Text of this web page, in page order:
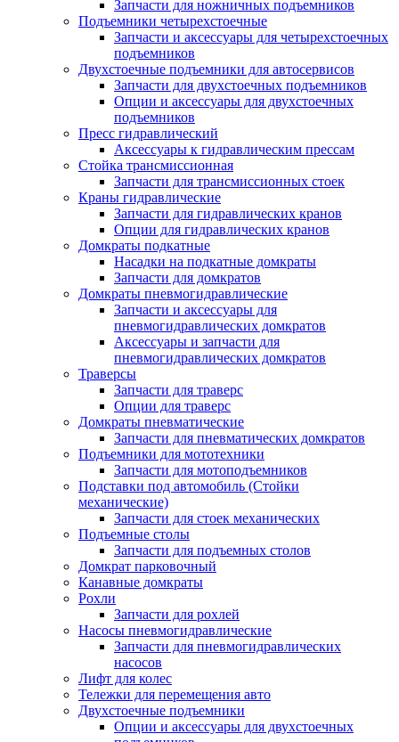
Запчасти для ножничных подъемников
Подъемники четырехстоечные
Запчасти и аксессуары для четырехстоечных
подъемников
Двухстоечные подъемники для автосервисов
Запчасти для двухстоечных подъемников
Опции и аксессуары для двухстоечных
подъемников
Пресс гидравлический
Аксессуары к гидравлическим прессам
Стойка трансмиссионная
Запчасти для трансмиссионных стоек
Краны гидравлические
Запчасти для гидравлических кранов
Опции для гидравлических кранов
Домкраты подкатные
Насадки на подкатные домкраты
Запчасти для домкратов
Домкраты пневмогидравлические
Запчасти и аксессуары для
пневмогидравлических домкратов
Аксессуары и запчасти для
пневмогидравлических домкратов
Траверсы
Запчасти для траверс
Опции для траверс
Домкраты пневматические
Запчасти для пневматических домкратов
Подъемники для мототехники
Запчасти для мотоподъемников
Подставки под автомобиль (Стойки
механические)
Запчасти для стоек механических
Подъемные столы
Запчасти для подъемных столов
Домкрат парковочный
Канавные домкраты
Рохли
Запчасти для рохлей
Насосы пневмогидравлические
Запчасти для пневмогидравлических
насосов
Лифт для колес
Тележки для перемещения авто
Двухстоечные подъемники
Опции и аксессуары для двухстоечных